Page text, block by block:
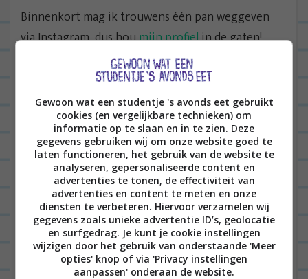
Binnenkort mag ik trouwens één pan weggeven
via Instagram, dus houmijn profielin de gaten!
Bewaar dit recept op Pinterest
Wil je dit recept op een later moment makkelijk
terugvinden? Bewaar onderstaande foto dan op
een van je Pinterest borden.
Gewoon wat een studentje 's avonds eet gebruikt
cookies (en vergelijkbare technieken) om
informatie op te slaan en in te zien. Deze
gegevens gebruiken wij om onze website goed te
laten functioneren, het gebruik van de website te
analyseren, gepersonaliseerde content en
advertenties te tonen, de effectiviteit van
advertenties en content te meten en onze
diensten te verbeteren. Hiervoor verzamelen wij
gegevens zoals unieke advertentie ID’s, geolocatie
en surfgedrag. Je kunt je cookie instellingen
wijzigen door het gebruik van onderstaande 'Meer
opties' knop of via 'Privacy instellingen
aanpassen' onderaan de website.